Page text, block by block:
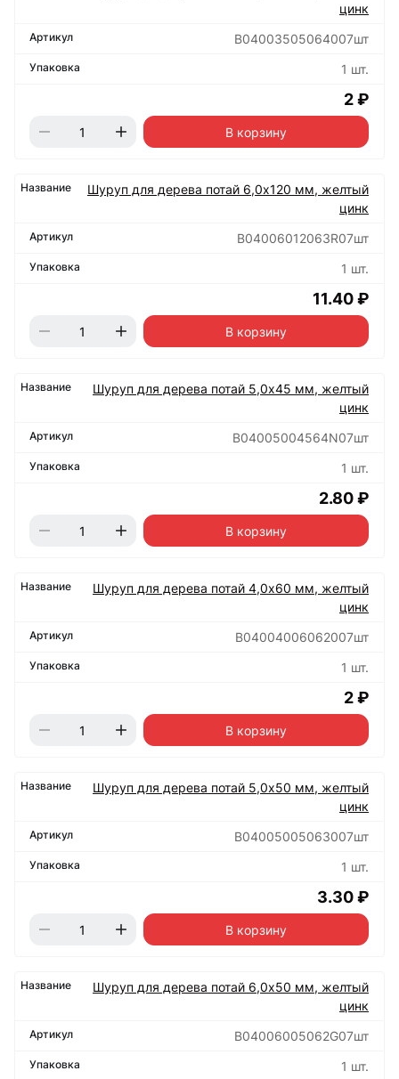
цинк
B04003505064007шт
1 шт.
2 ₽
В корзину
Шуруп для дерева потай 6,0х120 мм, желтый
цинк
B04006012063R07шт
1 шт.
11.40 ₽
В корзину
Шуруп для дерева потай 5,0х45 мм, желтый
цинк
B04005004564N07шт
1 шт.
2.80 ₽
В корзину
Шуруп для дерева потай 4,0х60 мм, желтый
цинк
B04004006062007шт
1 шт.
2 ₽
В корзину
Шуруп для дерева потай 5,0х50 мм, желтый
цинк
B04005005063007шт
1 шт.
3.30 ₽
В корзину
Шуруп для дерева потай 6,0х50 мм, желтый
цинк
B04006005062G07шт
1 шт.